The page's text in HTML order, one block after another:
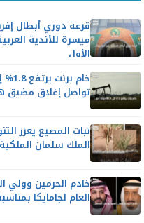
قرعة دوري أبطال
ميسرة للأندية
الأول
تواصل إغلاق مضيق
نبات المصيع يعزز
الملك سلمان الملكية
خادم الحرمين وولي
العام لجامايكا